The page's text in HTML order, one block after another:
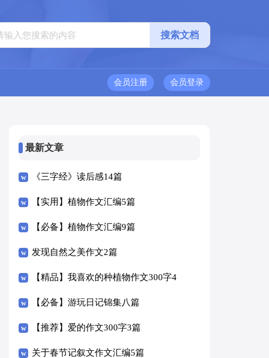
会员登录
会员注册
最新文章
《三字经》读后感14篇
【实用】植物作文汇编5篇
【必备】植物作文汇编9篇
发现自然之美作文2篇
【精品】我喜欢的种植物作文300字4
篇【必备】游玩日记锦集八篇
【推荐】爱的作文300字3篇
关于春节记叙文作文汇编5篇